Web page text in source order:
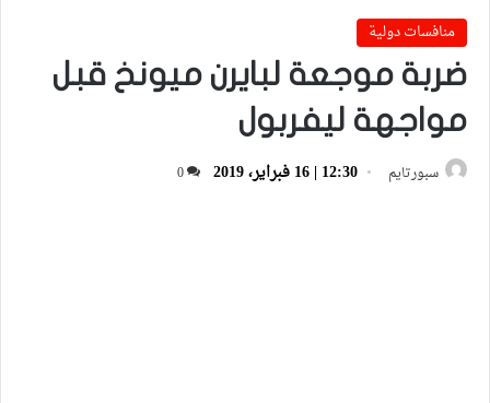
منافسات دولية
ضربة موجعة لبايرن ميونخ قبل
مواجهة ليفربول
سبورتايم 12:30 | 16 فبراير، 2019 0